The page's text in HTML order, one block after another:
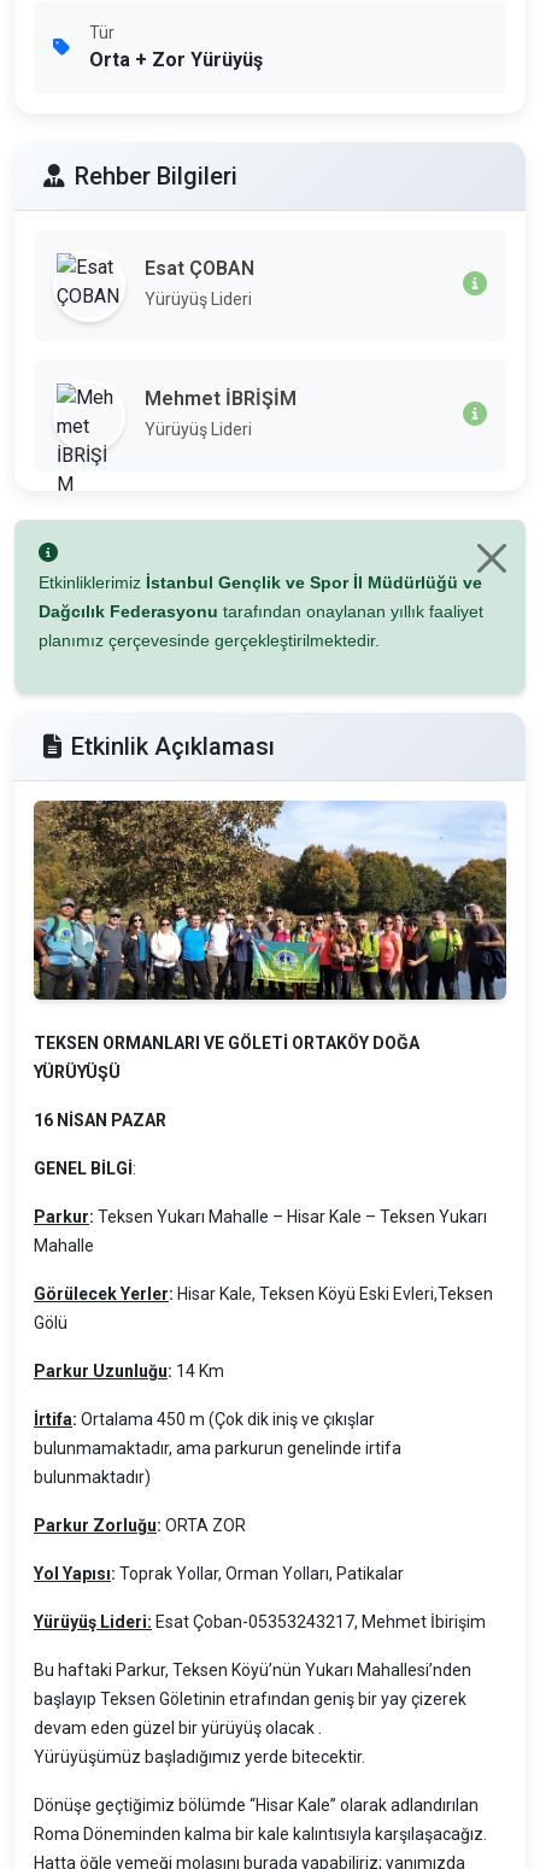
Tür
Orta + Zor Yürüyüş
Rehber Bilgileri
Esat ÇOBAN
Yürüyüş Lideri
Mehmet İBRİŞİM
Yürüyüş Lideri
Etkinliklerimiz İstanbul Gençlik ve Spor İl Müdürlüğü ve
Dağcılık Federasyonu tarafından onaylanan yıllık faaliyet
planımız çerçevesinde gerçekleştirilmektedir.
Etkinlik Açıklaması
TEKSEN ORMANLARI VE GÖLETİ ORTAKÖY DOĞA
YÜRÜYÜŞÜ
16 NİSAN PAZAR
GENEL BİLGİ:
Parkur: Teksen Yukarı Mahalle – Hisar Kale – Teksen Yukarı
Mahalle
Görülecek Yerler: Hisar Kale, Teksen Köyü Eski Evleri,Teksen
Gölü
Parkur Uzunluğu: 14 Km
İrtifa: Ortalama 450 m (Çok dik iniş ve çıkışlar
bulunmamaktadır, ama parkurun genelinde irtifa
bulunmaktadır)
Parkur Zorluğu: ORTA ZOR
Yol Yapısı: Toprak Yollar, Orman Yolları, Patikalar
Yürüyüş Lideri: Esat Çoban-05353243217, Mehmet İbirişim
Bu haftaki Parkur, Teksen Köyü’nün Yukarı Mahallesi’nden
başlayıp Teksen Göletinin etrafından geniş bir yay çizerek
devam eden güzel bir yürüyüş olacak .
Yürüyüşümüz başladığımız yerde bitecektir.
Dönüşe geçtiğimiz bölümde “Hisar Kale” olarak adlandırılan
Roma Döneminden kalma bir kale kalıntısıyla karşılaşacağız.
Hatta öğle yemeği molasını burada yapabiliriz; yanımızda